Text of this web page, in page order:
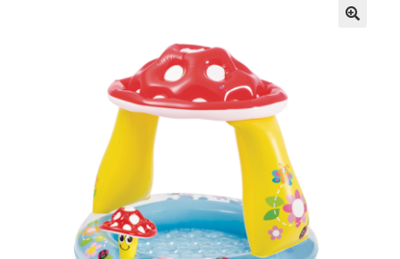
Рекламации и замена на производ
Сите производи
Услови за користење